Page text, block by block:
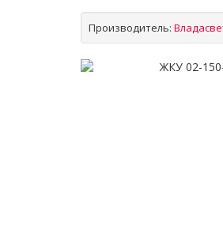
Производитель: